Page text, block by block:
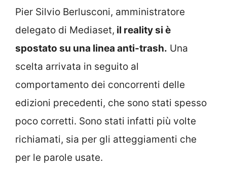
Pier Silvio Berlusconi, amministratore
delegato di Mediaset, il reality si è
spostato su una linea anti-trash. Una
scelta arrivata in seguito al
comportamento dei concorrenti delle
edizioni precedenti, che sono stati spesso
poco corretti. Sono stati infatti più volte
richiamati, sia per gli atteggiamenti che
per le parole usate.